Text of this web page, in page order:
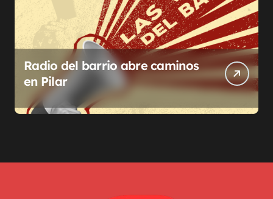
Radio del barrio abre caminos
en Pilar